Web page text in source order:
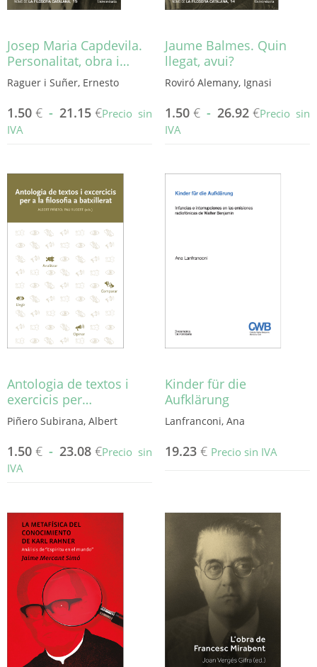
Josep Maria Capdevila.
Personalitat, obra i…
Raguer i Suñer, Ernesto
1.50 € - 21.15 €Precio sin
IVA
Jaume Balmes. Quin
llegat, avui?
Roviró Alemany, Ignasi
1.50 €- 26.92 €Precio sin
IVA
Antologia de textos i
exercicis per…
Piñero Subirana, Albert
1.50 € -23.08 €Precio sin
IVA
tiene
múltiples
variantes.
opciones
pueden
elegir
Kinder für die
Aufklärung
Lanfranconi, Ana
19.23 € Precio sin IVA